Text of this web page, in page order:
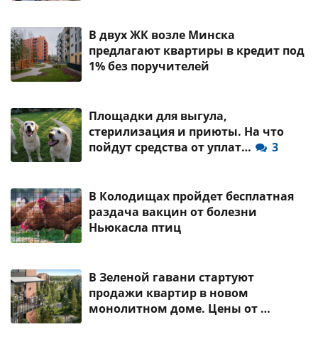
В двух ЖК возле Минска
предлагают квартиры в кредит под
1% без поручителей
Площадки для выгула,
стерилизация и приюты. На что
пойдут средства от уплат…
3
В Колодищах пройдет бесплатная
раздача вакцин от болезни
Ньюкасла птиц
В Зеленой гавани стартуют
продажи квартир в новом
монолитном доме. Цены от …